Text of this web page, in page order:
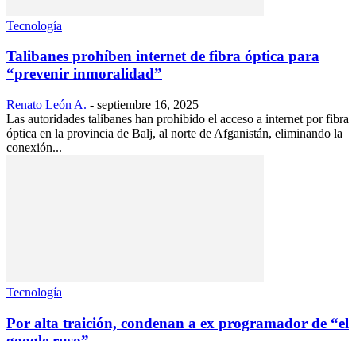
Tecnología
Talibanes prohíben internet de fibra óptica para
“prevenir inmoralidad”
Renato León A. - septiembre 16, 2025
Las autoridades talibanes han prohibido el acceso a internet por fibra
óptica en la provincia de Balj, al norte de Afganistán, eliminando la
conexión...
Tecnología
Por alta traición, condenan a ex programador de “el